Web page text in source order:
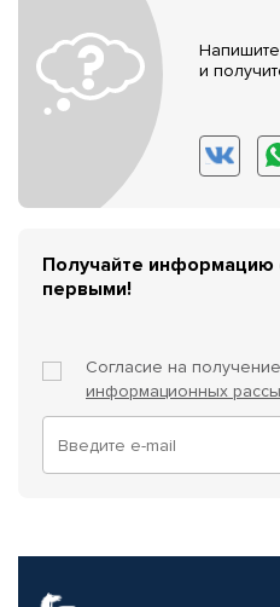
и
Получайте информацию
первыми!
Согласие на получение
информационных